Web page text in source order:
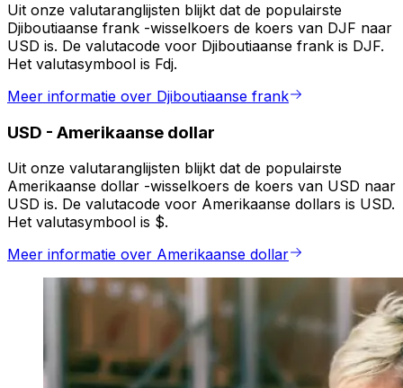
Uit onze valutaranglijsten blijkt dat de populairste
Djiboutiaanse frank -wisselkoers de koers van DJF naar
USD is. De valutacode voor Djiboutiaanse frank is DJF.
Het valutasymbool is Fdj.
Meer informatie over Djiboutiaanse frank
USD - Amerikaanse dollar
Uit onze valutaranglijsten blijkt dat de populairste
Amerikaanse dollar -wisselkoers de koers van USD naar
USD is. De valutacode voor Amerikaanse dollars is USD.
Het valutasymbool is $.
Meer informatie over Amerikaanse dollar